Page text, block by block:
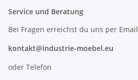
Service und Beratung
Bei Fragen erreichst du uns per
kontakt@industrie-moebel.eu
oder Telefon